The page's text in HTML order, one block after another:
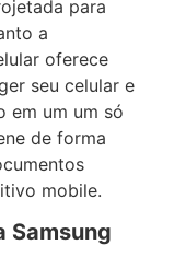
para
a
oferece
seu celular e
em um um só
de forma
mobile.
Samsung